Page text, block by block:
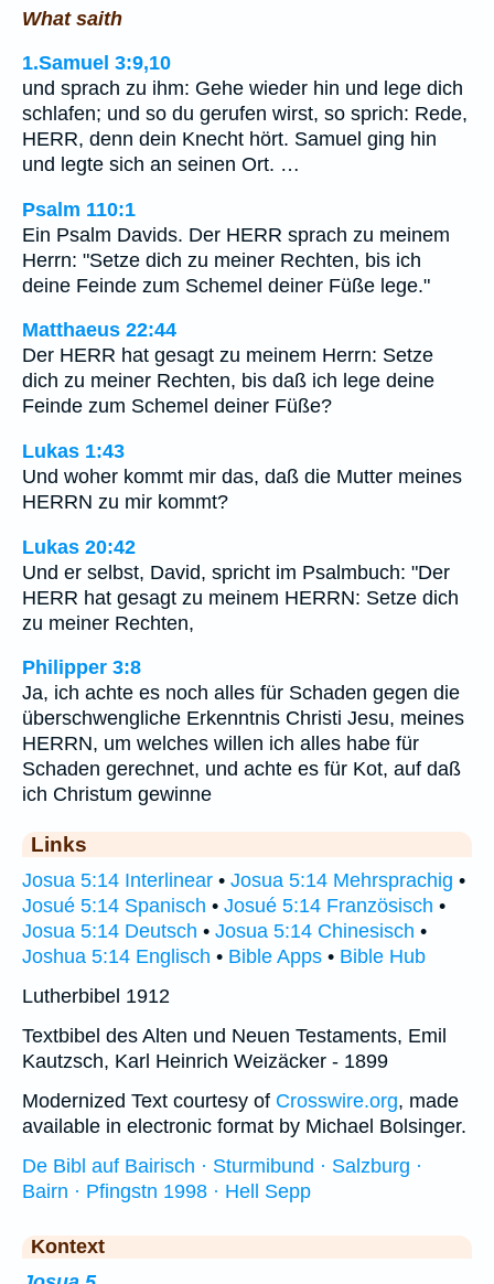
What saith
1.Samuel 3:9,10
und sprach zu ihm: Gehe wieder hin und lege dich
schlafen; und so du gerufen wirst, so sprich: Rede,
HERR, denn dein Knecht hört. Samuel ging hin
und legte sich an seinen Ort. …
Psalm 110:1
Ein Psalm Davids. Der HERR sprach zu meinem
Herrn: "Setze dich zu meiner Rechten, bis ich
deine Feinde zum Schemel deiner Füße lege."
Matthaeus 22:44
Der HERR hat gesagt zu meinem Herrn: Setze
dich zu meiner Rechten, bis daß ich lege deine
Feinde zum Schemel deiner Füße?
Lukas 1:43
Und woher kommt mir das, daß die Mutter meines
HERRN zu mir kommt?
Lukas 20:42
Und er selbst, David, spricht im Psalmbuch: "Der
HERR hat gesagt zu meinem HERRN: Setze dich
zu meiner Rechten,
Philipper 3:8
Ja, ich achte es noch alles für Schaden gegen die
überschwengliche Erkenntnis Christi Jesu, meines
HERRN, um welches willen ich alles habe für
Schaden gerechnet, und achte es für Kot, auf daß
ich Christum gewinne
Links
Josua 5:14 Interlinear • Josua 5:14 Mehrsprachig •
Josué 5:14 Spanisch • Josué 5:14 Französisch •
Josua 5:14 Deutsch • Josua 5:14 Chinesisch •
Joshua 5:14 Englisch • Bible Apps • Bible Hub
Lutherbibel 1912
Textbibel des Alten und Neuen Testaments, Emil
Kautzsch, Karl Heinrich Weizäcker - 1899
Modernized Text courtesy of Crosswire.org, made
available in electronic format by Michael Bolsinger.
De Bibl auf Bairisch · Sturmibund · Salzburg ·
Bairn · Pfingstn 1998 · Hell Sepp
Kontext